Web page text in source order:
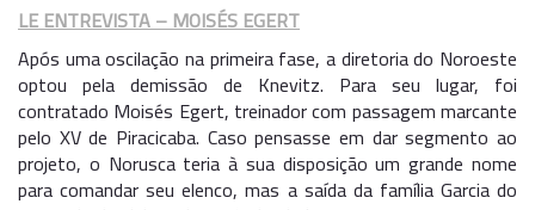
LE ENTREVISTA – MOISÉS EGERT
Após uma oscilação na primeira fase, a diretoria do Noroeste
optou pela demissão de Knevitz. Para seu lugar, foi
contratado Moisés Egert, treinador com passagem marcante
pelo XV de Piracicaba. Caso pensasse em dar segmento ao
projeto, o Norusca teria à sua disposição um grande nome
para comandar seu elenco, mas a saída da família Garcia do